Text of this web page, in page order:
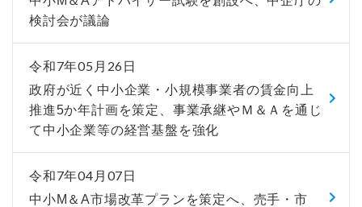
検討会が議論
令和7年05月26日
政府が近く中小企業・小規模事業者の賃金向上
推進5か年計画を策定、事業承継やＭ＆Ａを通じ
て中小企業等の経営基盤を強化
令和7年04月07日
中小M＆A市場改革プランを策定へ、売手・市